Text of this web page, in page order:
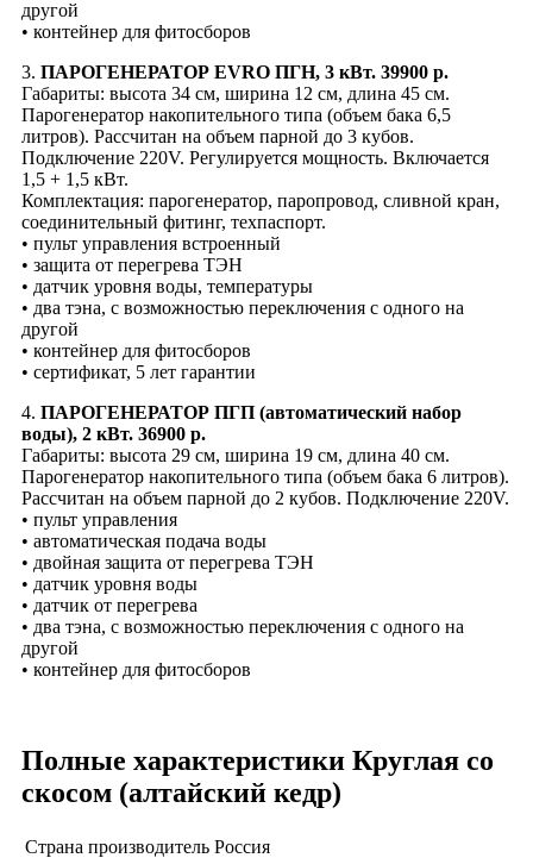
другой
• контейнер для фитосборов
3. ПАРОГЕНЕРАТОР EVRO ПГН, 3 кВт. 39900 р.
Габариты: высота 34 см, ширина 12 см, длина 45 см.
Парогенератор накопительного типа (объем бака 6,5
литров). Рассчитан на объем парной до 3 кубов.
Подключение 220V. Регулируется мощность. Включается
1,5 + 1,5 кВт.
Комплектация: парогенератор, паропровод, сливной кран,
соединительный фитинг, техпаспорт.
• пульт управления встроенный
• защита от перегрева ТЭН
• датчик уровня воды, температуры
• два тэна, с возможностью переключения с одного на
другой
• контейнер для фитосборов
• сертификат, 5 лет гарантии
4. ПАРОГЕНЕРАТОР ПГП (автоматический набор
воды), 2 кВт. 36900 р.
Габариты: высота 29 см, ширина 19 см, длина 40 см.
Парогенератор накопительного типа (объем бака 6 литров).
Рассчитан на объем парной до 2 кубов. Подключение 220V.
• пульт управления
• автоматическая подача воды
• двойная защита от перегрева ТЭН
• датчик уровня воды
• датчик от перегрева
• два тэна, с возможностью переключения с одного на
другой
• контейнер для фитосборов
Полные характеристики Круглая со
скосом (алтайский кедр)
Страна производитель Россия